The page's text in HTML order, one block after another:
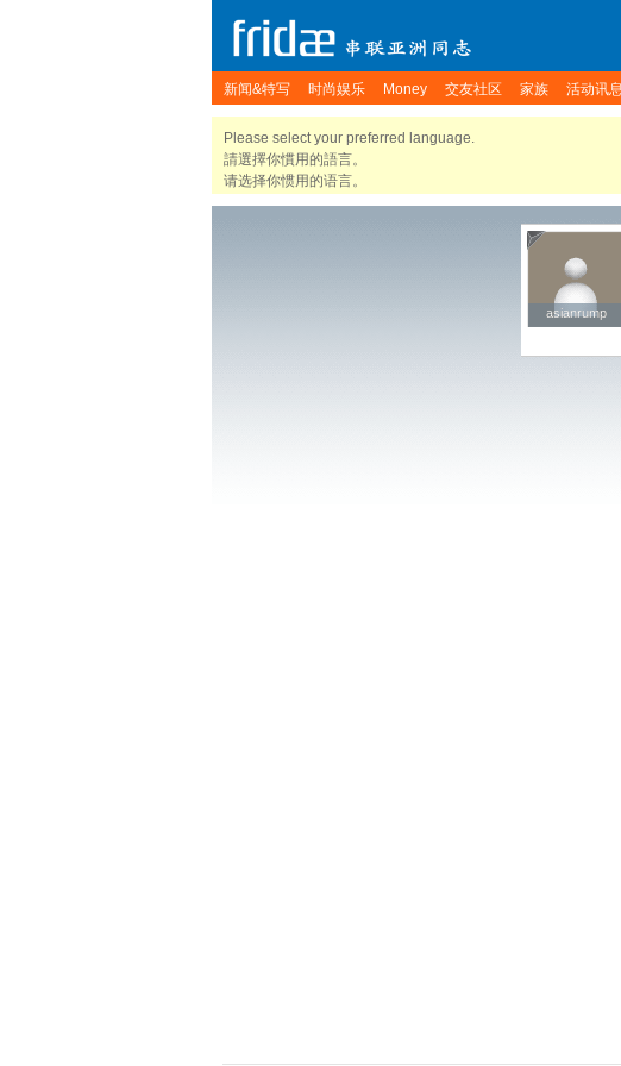
新闻&特写 时尚娱乐 Money 交友社区 家族 活动讯息
Please select your preferred language.
請選擇你慣用的語言。
请选择你惯用的语言。
asianrump
asianrump